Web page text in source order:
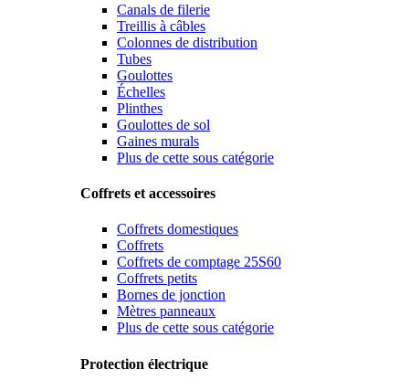
Canals de filerie
Treillis à câbles
Colonnes de distribution
Tubes
Goulottes
Échelles
Plinthes
Goulottes de sol
Gaines murals
Plus de cette sous catégorie
Coffrets et accessoires
Coffrets domestiques
Coffrets
Coffrets de comptage 25S60
Coffrets petits
Bornes de jonction
Mètres panneaux
Plus de cette sous catégorie
Protection électrique